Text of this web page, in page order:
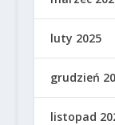
luty 2025
grudzień
listopad